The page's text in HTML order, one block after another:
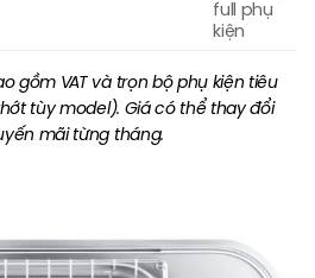
full phụ
kiện
gồm VAT và trọn bộ phụ kiện tiêu
tùy model). Giá có thể thay đổi
mãi từng tháng.